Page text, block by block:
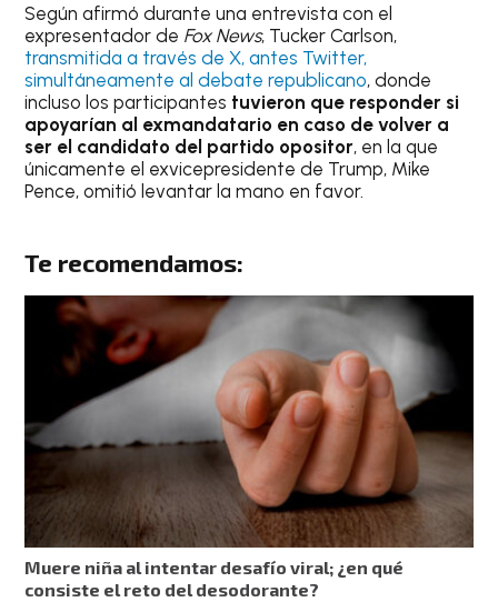
Según afirmó durante una entrevista con el
expresentador de Fox News, Tucker Carlson,
transmitida a través de X, antes Twitter,
simultáneamente al debate republicano, donde
incluso los participantes tuvieron que responder si
apoyarían al exmandatario en caso de volver a
ser el candidato del partido opositor, en la que
únicamente el exvicepresidente de Trump, Mike
Pence, omitió levantar la mano en favor.
Te recomendamos:
Muere niña al intentar desafío viral; ¿en qué
consiste el reto del desodorante?